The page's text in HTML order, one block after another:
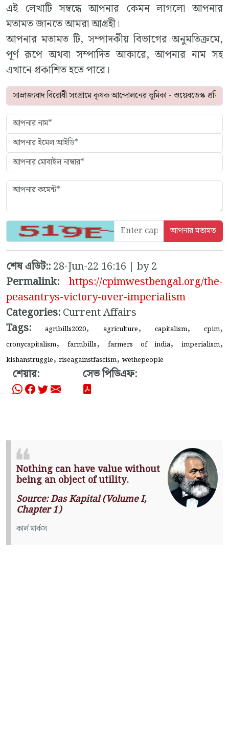
এই লেখাটি সম্বন্ধে আপনার কেমন লাগলো আপনার
মতামত জানতে আমরা আগ্রহী।
আপনার মতামত টি, সম্পাদকীয় বিভাগের অনুমতিক্রমে,
পূর্ণ রূপে অথবা সম্পাদিত আকারে, আপনার নাম সহ
এখানে প্রকাশিত হতে পারে।
শেষ এডিট::28-Jun-22 16:16 | by 2
Permalink: https://cpimwestbengal.org/the-
peasantrys-victory-over-imperialism
Categories:Current Affairs
Tags:
agribills2020, agriculture, capitalism, cpim,
cronycapitalism,farmbills,farmers of india,imperialism,
kishanstruggle, riseagainstfascism, wethepeople
শেয়ার: সেভ পিডিএফ:
Nothing can have value without
being an object of utility.
Source: Das Kapital (Volume I,
Chapter 1)
কার্ল মার্কস